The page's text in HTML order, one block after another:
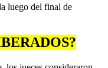
luego del final de